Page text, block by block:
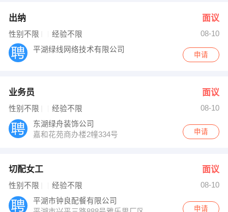
出纳 面议
性别不限 经验不限
08-10
平湖绿线网络技术有限公司
申请
业务员 面议
性别不限 经验不限
08-10
东湖绿舟装饰公司
嘉和花苑商办楼2幢334号
申请
切配女工 面议
性别不限 经验不限
08-10
平湖市钟良配餐有限公司
申请